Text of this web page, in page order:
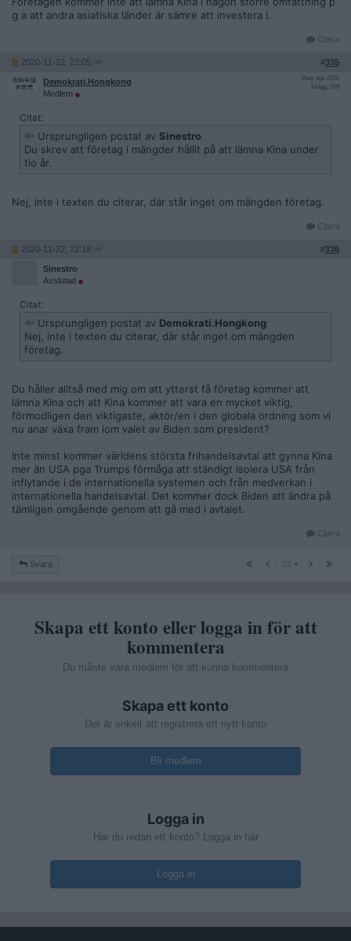
supply-chains-latest-leaving-china-in-search-of-other-suppli
Washington Post: Japan helps 87 companies to break from
China after overreliance exposed
https://www.washingtonpost.com/world/asia_pacific/japan-h
elps-87-companies-to-exit-china-after-pandemic-exposed-o
verreliance/2020/07/21/4889abd2-cb2f-11ea-99b0-8426e26
d203b_story.html
https://www.taipeitimes.com/News/biz/archives/2020/05/25/
US Companies Are Leaving China
https://princemanufacturing.com/us-companies-are-leaving-
us iness%20capacity%20outside%20of%20China
Big multinational companies moving out of China, Famous
firms pulling out of the People's Republic
nal-companies-moving-out-of-china
g a att andra asiatiska länder är sämre att investera i.
Citera
2020-11-22, 22:05 #335
Demokrati.Hongkong
Medlem
Reg: Apr 2020
Inlägg: 709
Citat:
Ursprungligen postat av Sinestro
Du skrev att företag i mängder hållit på att lämna Kina under
tio år.
Nej, inte i texten du citerar, där står inget om mängden företag.
Citera
2020-11-22, 22:18 #336
Sinestro
Avslutad
Citat:
Ursprungligen postat av Demokrati.Hongkong
Nej, inte i texten du citerar, där står inget om mängden
företag.
Du håller alltså med mig om att ytterst få företag kommer att
lämna Kina och att Kina kommer att vara en mycket viktig,
förmodligen den viktigaste, aktör/en i den globala ordning som vi
nu anar växa fram iom valet av Biden som president?
Inte minst kommer världens största frihandelsavtal att gynna Kina
mer än USA pga Trumps förmåga att ständigt isolera USA från
inflytande i de internationella systemen och från medverkan i
internationella handelsavtal. Det kommer dock Biden att ändra på
tämligen omgående genom att gå med i avtalet.
Citera
Svara
Skapa ett konto eller logga in för att
kommentera
Du måste vara medlem för att kunna kommentera
Skapa ett konto
Det är enkelt att registrera ett nytt konto
Bli medlem
Logga in
Har du redan ett konto? Logga in här
Logga in